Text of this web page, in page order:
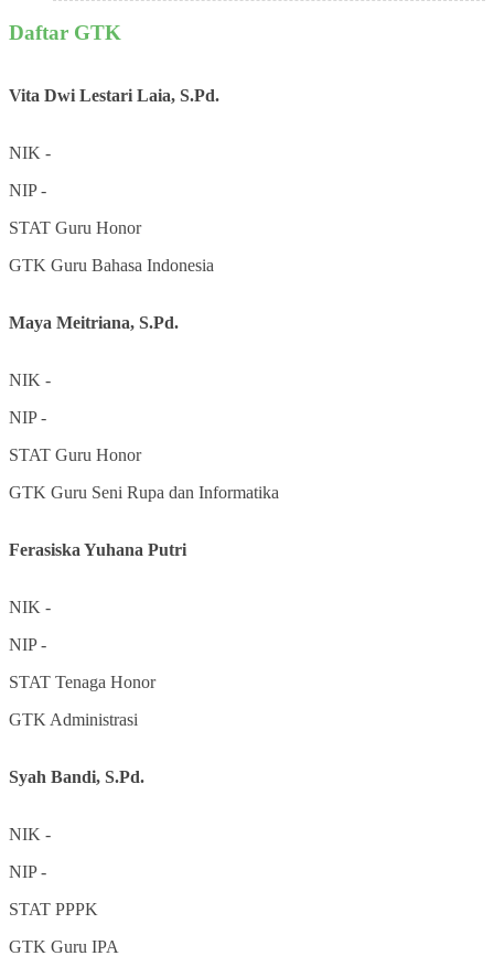
Daftar GTK
Vita Dwi Lestari Laia, S.Pd.
NIK -
NIP-
STAT Guru Honor
GTK Guru Bahasa Indonesia
Maya Meitriana, S.Pd.
NIK -
NIP-
STAT Guru Honor
GTK Guru Seni Rupa dan Informatika
Ferasiska Yuhana Putri
NIK -
NIP-
STAT Tenaga Honor
GTK Administrasi
Syah Bandi, S.Pd.
NIK -
NIP-
STAT PPPK
GTK Guru IPA